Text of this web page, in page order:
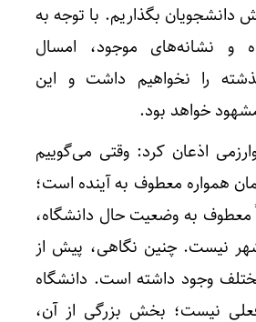
دانشجویان بگذاریم. با توجه به
و نشانه‌های موجود، امسال
را نخواهیم داشت و این
خواهد بود.
اذعان کرد: وقتی می‌گوییم
همواره معطوف به آینده است؛
معطوف به وضعیت حال دانشگاه،
نیست. چنین نگاهی، پیش از
وجود داشته است. دانشگاه
نیست؛ بخش بزرگی از آن،